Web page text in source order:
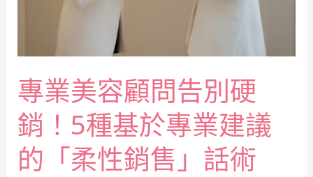
專業美容顧問告別硬
銷！5種基於專業建議
的「柔性銷售」話術